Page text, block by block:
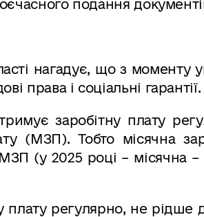
подання
нагадує, що з моменту
права і соціальні гарантії.
заробітну плату
(МЗП). Тобто місячна
(у 2025 році – місячна –
плату регулярно, не рідше